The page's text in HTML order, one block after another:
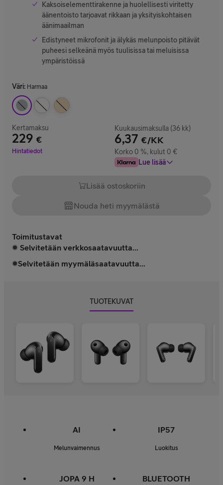
Kaksoiselementtirakenne ja huolellisesti viritetty
äänentoisto tarjoavat rikkaan ja yksityiskohtaisen
äänimaailman
Edistyneet mikrofonit ja älykäs melunpoisto pitävät
puheesi selkeänä myös tuulisissa tai meluisissa
ympäristöissä
Väri: Harmaa
Kertamaksu
229 €
Hinta 229 €
Hintatiedot
Kuukausimaksulla (36 kk)
6,37 €/KK
Korko 0 %, kulut 0 €
Lue lisää
Lisää ostoskoriin
Nouda heti myymälästä
Toimitustavat
Selvitetään verkkosaatavuutta...
Selvitetään myymäläsaatavuutta...
TUOTEKUVAT
AI
Melunvaimennus
IP57
Luokitus
JOPA 9 H BLUETOOTH